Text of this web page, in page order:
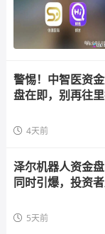
警惕！中智医资
盘在即，别再往
4天前
泽尔机器人资金
同时引爆，投资
5天前